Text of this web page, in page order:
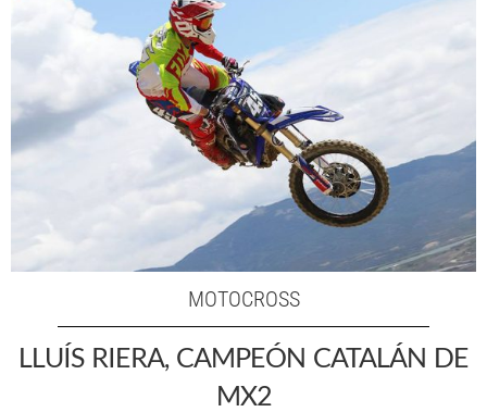
MOTOCROSS
LLUÍS RIERA, CAMPEÓN CATALÁN DE
MX2